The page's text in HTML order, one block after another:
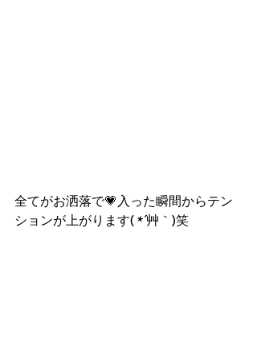
全てがお洒落で💗入った瞬間からテン
ションが上がります( *´艸｀)笑